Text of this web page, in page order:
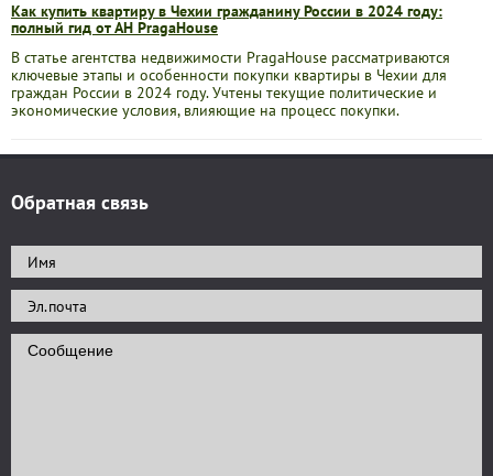
Как купить квартиру в Чехии гражданину России в 2024 году:
полный гид от АН PragaHouse
В статье агентства недвижимости PragaHouse рассматриваются
ключевые этапы и особенности покупки квартиры в Чехии для
граждан России в 2024 году. Учтены текущие политические и
экономические условия, влияющие на процесс покупки.
Обратная связь